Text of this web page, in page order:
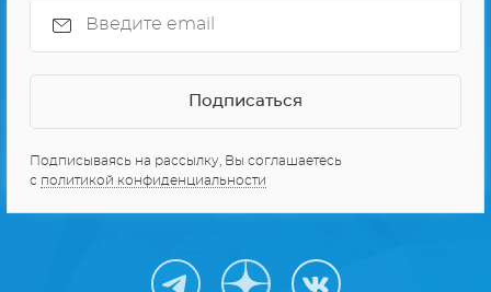
Подписываясь на рассылку, Вы соглашаетесь
с политикой конфиденциальности